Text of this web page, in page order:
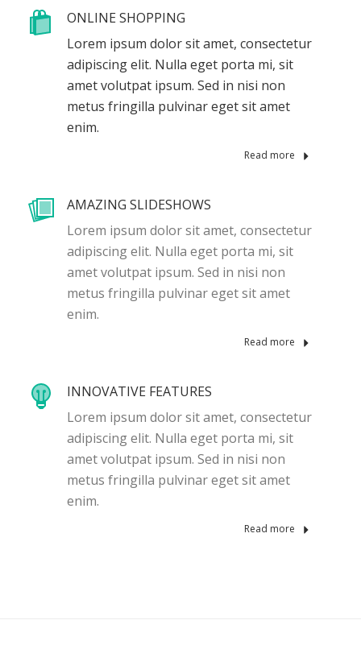
ONLINE SHOPPING
Lorem ipsum dolor sit amet, consectetur
adipiscing elit. Nulla eget porta mi, sit
amet volutpat ipsum. Sed in nisi non
metus fringilla pulvinar eget sit amet
enim.
Read more
AMAZING SLIDESHOWS
Lorem ipsum dolor sit amet, consectetur
adipiscing elit. Nulla eget porta mi, sit
amet volutpat ipsum. Sed in nisi non
metus fringilla pulvinar eget sit amet
enim.
Read more
INNOVATIVE FEATURES
Lorem ipsum dolor sit amet, consectetur
adipiscing elit. Nulla eget porta mi, sit
amet volutpat ipsum. Sed in nisi non
metus fringilla pulvinar eget sit amet
enim.
Read more